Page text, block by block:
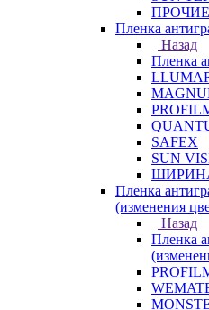
ПРОЧИЕ
Пленка
Назад
Пленка
SAFEX
SUN
ШИРИНА
Пленка
(изменения
Назад
Пленка